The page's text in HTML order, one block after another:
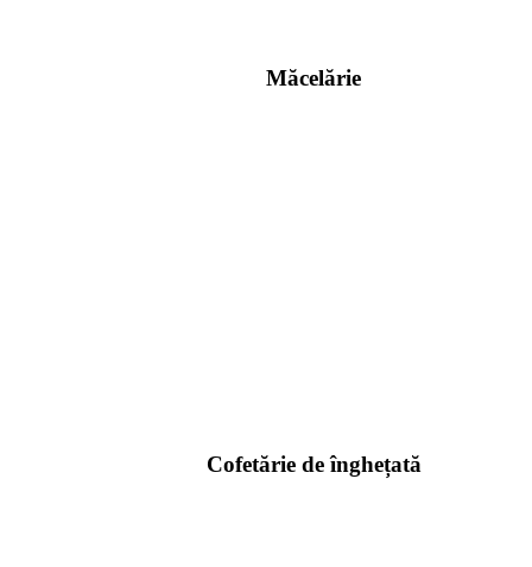
Măcelărie
Cofetărie de înghețată